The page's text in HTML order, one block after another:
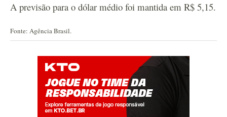
A previsão para o dólar médio foi mantida em R$ 5,15.
Fonte: Agência Brasil.